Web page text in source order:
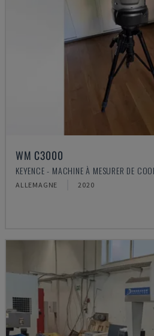
WM C3000
KEYENCE - MACHINE À MESURER DE
ALLEMAGNE 2020